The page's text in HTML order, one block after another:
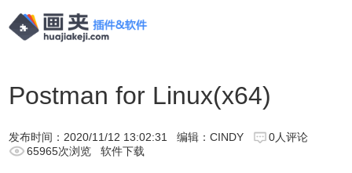
Postman for Linux(x64)
发布时间： 2020/11/12 13:02:31 编辑：CINDY
0人评论
65965次浏览
软件下载